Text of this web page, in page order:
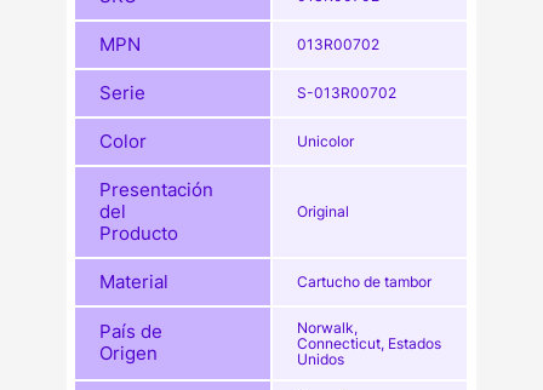
MPN 013R00702
Serie S-013R00702
Color Unicolor
Presentación
del
Producto
Original
Material Cartucho de tambor
País de
Origen
Norwalk,
Connecticut, Estados
Unidos